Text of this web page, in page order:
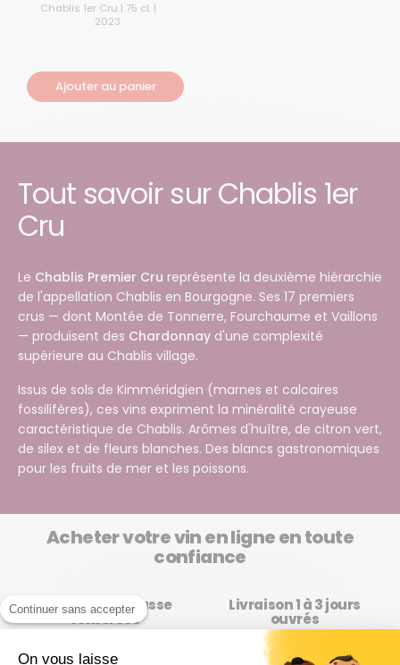
Continuer sans accepter
On vous laisse
Chablis 1er Cru | 75 cL |
2023
Ajouter au panier
Tout savoir sur Chablis 1er
Cru
Le Chablis Premier Cru représente la deuxième hiérarchie
de l'appellation Chablis en Bourgogne. Ses 17 premiers
crus — dont Montée de Tonnerre, Fourchaume et Vaillons
— produisent des Chardonnay d'une complexité
supérieure au Chablis village.
Issus de sols de Kimméridgien (marnes et calcaires
fossilifères), ces vins expriment la minéralité crayeuse
caractéristique de Chablis. Arômes d'huître, de citron vert,
de silex et de fleurs blanches. Des blancs gastronomiques
pour les fruits de mer et les poissons.
Acheter votre vin en ligne en toute
confiance
Cartons anti casse
renforcés
Livraison 1 à 3 jours
ouvrés
Retours sous 14 jours